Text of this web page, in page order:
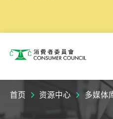
消费者委员会
首页 资源中心 多媒体